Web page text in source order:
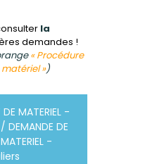
la
demandes !
« Procédure
»)
DE MATERIEL -
DE
-